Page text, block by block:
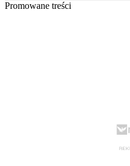
Promowane treści